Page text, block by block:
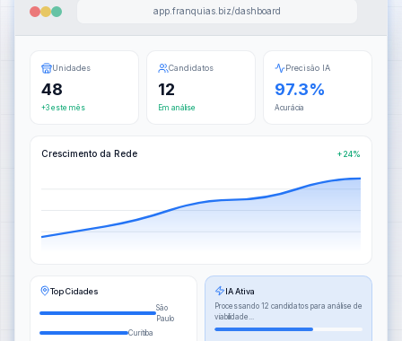
app.franquias.biz/dashboard
Unidades
48
+3 este mês
Candidatos
12
Em análise
Precisão IA
97.3%
Acurácia
Crescimento da Rede +24%
Top Cidades
São
Paulo
Curitiba
IA Ativa
Processando 12 candidatos para análise de
viabilidade...